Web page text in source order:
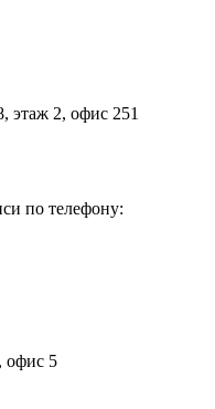
этаж 2, офис 251
по телефону:
офис 5